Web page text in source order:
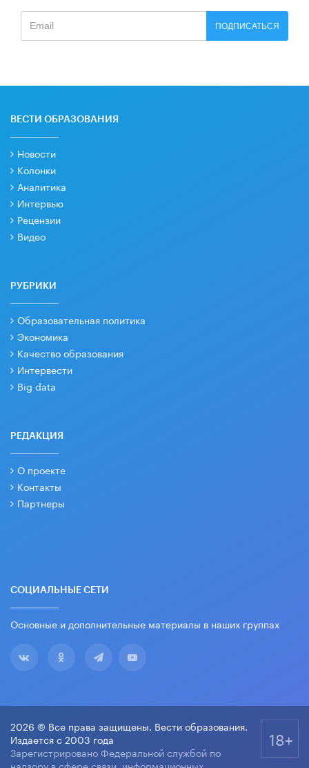
ПОДПИСАТЬСЯ
ВЕСТИ ОБРАЗОВАНИЯ
Новости
Колонки
Аналитика
Интервью
Рецензии
Видео
РУБРИКИ
Образовательная политика
Экономика
Качество образования
Интервести
Big data
РЕДАКЦИЯ
О проекте
Контакты
Партнеры
СОЦИАЛЬНЫЕ СЕТИ
Основные и дополнительные материалы в наших группах
2026 © Все права защищены. Вести образования.
Издается с 2003 года
Зарегистрировано Федеральной службой по
18+